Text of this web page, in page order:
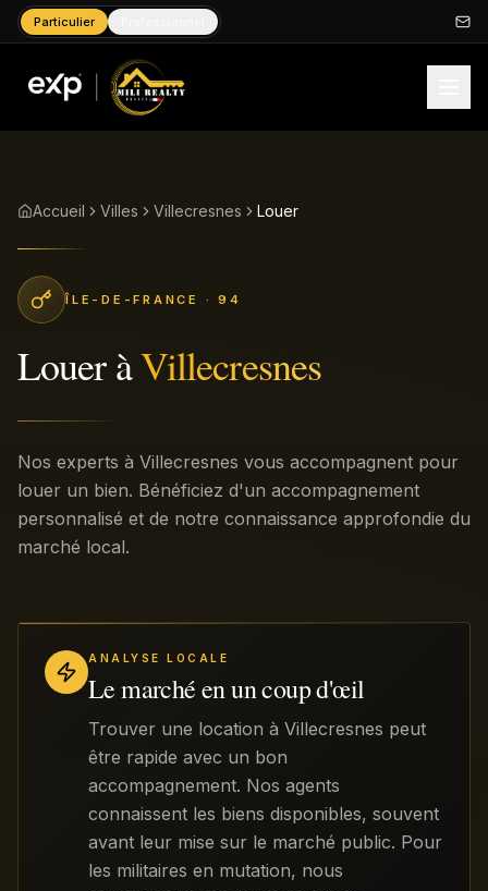
Particulier
Accueil Villes Villecresnes Louer
ÎLE-DE-FRANCE · 94
LoueràVillecresnes
Nos experts à Villecresnes vous accompagnent pour
louer un bien. Bénéficiez d'un accompagnement
personnalisé et de notre connaissance approfondie du
marché local.
ANALYSE LOCALE
Le marché en un coup d'œil
Trouver une location à Villecresnes peut
être rapide avec un bon
accompagnement. Nos agents
connaissent les biens disponibles, souvent
avant leur mise sur le marché public. Pour
les militaires en mutation, nous